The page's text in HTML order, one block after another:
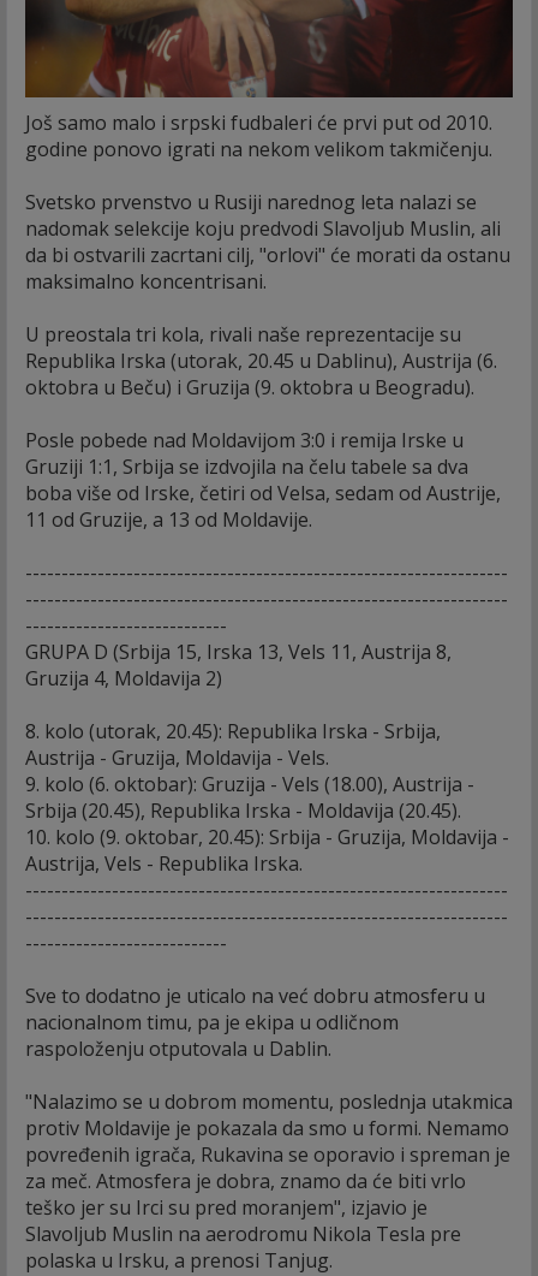
Još samo malo i srpski fudbaleri će prvi put od 2010.
godine ponovo igrati na nekom velikom takmičenju.
Svetsko prvenstvo u Rusiji narednog leta nalazi se
nadomak selekcije koju predvodi Slavoljub Muslin, ali
da bi ostvarili zacrtani cilj, "orlovi" će morati da ostanu
maksimalno koncentrisani.
U preostala tri kola, rivali naše reprezentacije su
Republika Irska (utorak, 20.45 u Dablinu), Austrija (6.
oktobra u Beču) i Gruzija (9. oktobra u Beogradu).
Posle pobede nad Moldavijom 3:0 i remija Irske u
Gruziji 1:1, Srbija se izdvojila na čelu tabele sa dva
boba više od Irske, četiri od Velsa, sedam od Austrije,
11 od Gruzije, a 13 od Moldavije.
-------------------------------------------------------------------
-------------------------------------------------------------------
----------------------------
GRUPA D (Srbija 15, Irska 13, Vels 11, Austrija 8,
Gruzija 4, Moldavija 2)
8. kolo (utorak, 20.45): Republika Irska - Srbija,
Austrija - Gruzija, Moldavija - Vels.
9. kolo (6. oktobar): Gruzija - Vels (18.00), Austrija -
Srbija (20.45), Republika Irska - Moldavija (20.45).
10. kolo (9. oktobar, 20.45): Srbija - Gruzija, Moldavija -
Austrija, Vels - Republika Irska.
-------------------------------------------------------------------
-------------------------------------------------------------------
----------------------------
Sve to dodatno je uticalo na već dobru atmosferu u
nacionalnom timu, pa je ekipa u odličnom
raspoloženju otputovala u Dablin.
"Nalazimo se u dobrom momentu, poslednja utakmica
protiv Moldavije je pokazala da smo u formi. Nemamo
povređenih igrača, Rukavina se oporavio i spreman je
za meč. Atmosfera je dobra, znamo da će biti vrlo
teško jer su Irci su pred moranjem", izjavio je
Slavoljub Muslin na aerodromu Nikola Tesla pre
polaska u Irsku, a prenosi Tanjug.